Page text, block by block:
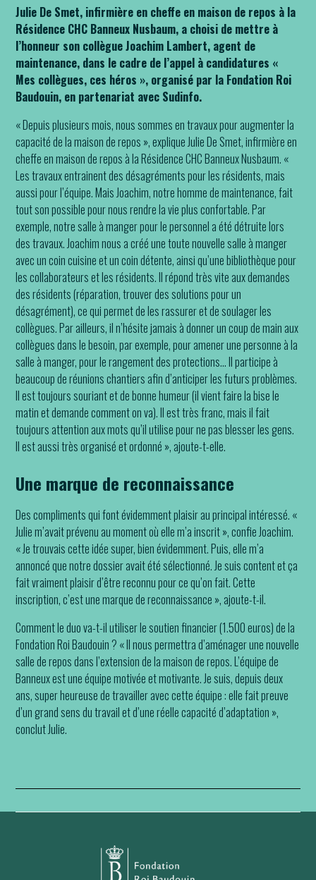
Julie De Smet, infirmière en cheffe en maison de repos à la
Résidence CHC Banneux Nusbaum, a choisi de mettre à
l’honneur son collègue Joachim Lambert, agent de
maintenance, dans le cadre de l’appel à candidatures «
Mes collègues, ces héros », organisé par la Fondation Roi
Baudouin, en partenariat avec Sudinfo.
« Depuis plusieurs mois, nous sommes en travaux pour augmenter la
capacité de la maison de repos », explique Julie De Smet, infirmière en
cheffe en maison de repos à la Résidence CHC Banneux Nusbaum. «
Les travaux entrainent des désagréments pour les résidents, mais
aussi pour l’équipe. Mais Joachim, notre homme de maintenance, fait
tout son possible pour nous rendre la vie plus confortable. Par
exemple, notre salle à manger pour le personnel a été détruite lors
des travaux. Joachim nous a créé une toute nouvelle salle à manger
avec un coin cuisine et un coin détente, ainsi qu’une bibliothèque pour
les collaborateurs et les résidents. Il répond très vite aux demandes
des résidents (réparation, trouver des solutions pour un
désagrément), ce qui permet de les rassurer et de soulager les
collègues. Par ailleurs, il n’hésite jamais à donner un coup de main aux
collègues dans le besoin, par exemple, pour amener une personne à la
salle à manger, pour le rangement des protections… Il participe à
beaucoup de réunions chantiers afin d’anticiper les futurs problèmes.
Il est toujours souriant et de bonne humeur (il vient faire la bise le
matin et demande comment on va). Il est très franc, mais il fait
toujours attention aux mots qu’il utilise pour ne pas blesser les gens.
Il est aussi très organisé et ordonné », ajoute-t-elle.
Une marque de reconnaissance
Des compliments qui font évidemment plaisir au principal intéressé. «
Julie m’avait prévenu au moment où elle m’a inscrit », confie Joachim.
« Je trouvais cette idée super, bien évidemment. Puis, elle m’a
annoncé que notre dossier avait été sélectionné. Je suis content et ça
fait vraiment plaisir d’être reconnu pour ce qu’on fait. Cette
inscription, c’est une marque de reconnaissance », ajoute-t-il.
Comment le duo va-t-il utiliser le soutien financier (1.500 euros) de la
Fondation Roi Baudouin ? « Il nous permettra d’aménager une nouvelle
salle de repos dans l’extension de la maison de repos. L’équipe de
Banneux est une équipe motivée et motivante. Je suis, depuis deux
ans, super heureuse de travailler avec cette équipe : elle fait preuve
d’un grand sens du travail et d’une réelle capacité d’adaptation »,
conclut Julie.